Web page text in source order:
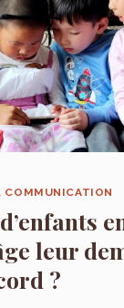
COMMUNICATION
leur
?